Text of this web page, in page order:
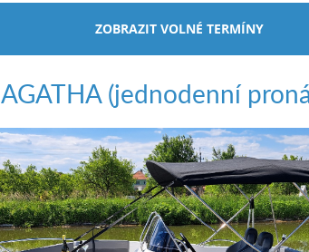
ZOBRAZIT VOLNÉ TERMÍNY
AGATHA (jednodenní